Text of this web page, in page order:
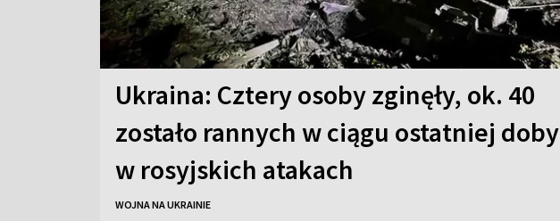
Ukraina: Cztery osoby zginęły, ok. 40
zostało rannych w ciągu ostatniej doby
w rosyjskich atakach
WOJNA NA UKRAINIE